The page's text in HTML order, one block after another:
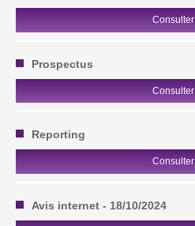
Consulter
Prospectus
Consulter
Reporting
Consulter
Avis internet - 18/10/2024